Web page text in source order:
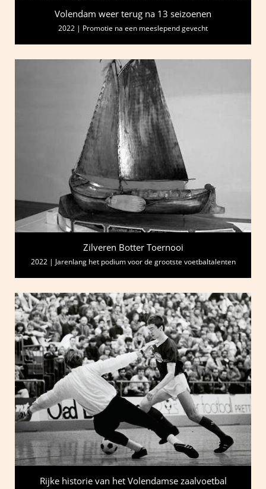
Volendam weer terug na 13 seizoenen
2022 | Promotie na een meeslepend gevecht
Zilveren Botter Toernooi
2022 | Jarenlang het podium voor de grootste voetbaltalenten
Rijke historie van het Volendamse zaalvoetbal